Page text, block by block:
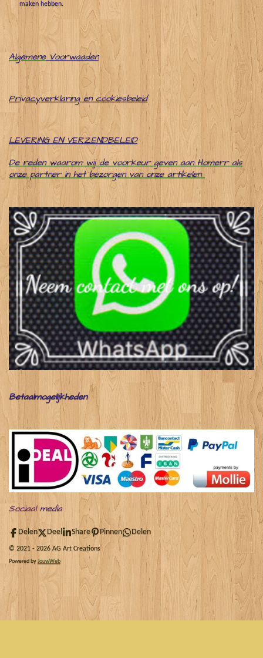
maken hebben.
Algemene Voorwaaden
Privacyverklaring en cookiesbeleid
LEVERING EN VERZENDBELEID
De reden waarom wij de voorkeur geven aan Homerr als
onze partner in het bezorgen van onze artikelen
Betaalmogelijkheden
Sociaalmedia
Delen Deel Share Pinnen Delen
© 2021 - 2026 AG Art Creations
Powered byJouwWeb